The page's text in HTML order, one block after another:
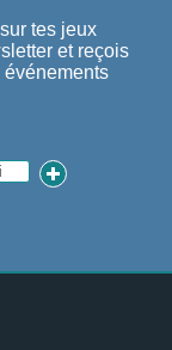
tes jeux
et reçois